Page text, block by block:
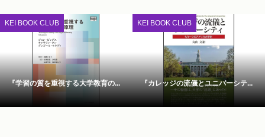
KEI BOOK CLUB
『学習の質を重視する大学教育の...
KEI BOOK CLUB
『カレッジの流儀とユニバーシテ...